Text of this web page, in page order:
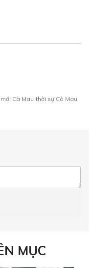
Cà Mau thời sự Cà Mau
MỤC